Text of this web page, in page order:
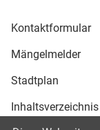
Kontaktformular
Mängelmelder
Stadtplan
Inhaltsverzeichnis